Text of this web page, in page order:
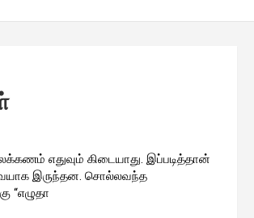
எதுவும் கிடையாது. இப்படித்தான்
இருந்தன. சொல்லவந்த
“எழுதா